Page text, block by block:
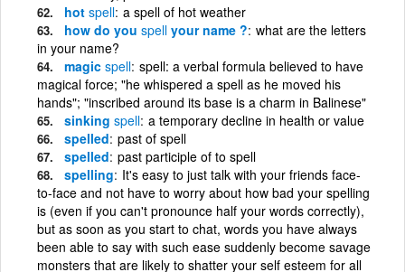
hot spell a spell of hot weather
how do you spell your name ? what are the letters
in your name?
magic spell spell: a verbal formula believed to have
magical force; "he whispered a spell as he moved his
hands"; "inscribed around its base is a charm in Balinese"
sinking spell a temporary decline in health or value
spelled past of spell
spelled past participle of to spell
spelling It's easy to just talk with your friends face-
to-face and not have to worry about how bad your spelling
is (even if you can't pronounce half your words correctly),
but as soon as you start to chat, words you have always
been able to say with such ease suddenly become savage
monsters that are likely to shatter your self esteem for all